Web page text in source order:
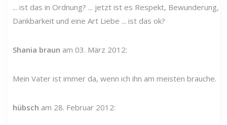
... ist das in Ordnung? ... jetzt ist es Respekt, Bewunderung,
Dankbarkeit und eine Art Liebe ... ist das ok?
Shania braun am 03. März 2012:
Mein Vater ist immer da, wenn ich ihn am meisten brauche.
hübsch am 28. Februar 2012: